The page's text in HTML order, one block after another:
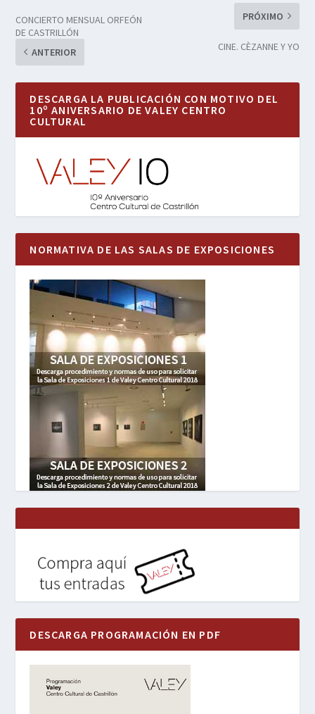
CONCIERTO MENSUAL ORFEÓN
DE CASTRILLÓN
ANTERIOR
PRÓXIMO
CINE. CÈZANNE Y YO
DESCARGA LA PUBLICACIÓN CON MOTIVO DEL
10º ANIVERSARIO DE VALEY CENTRO
CULTURAL
NORMATIVA DE LAS SALAS DE EXPOSICIONES
DESCARGA PROGRAMACIÓN EN PDF